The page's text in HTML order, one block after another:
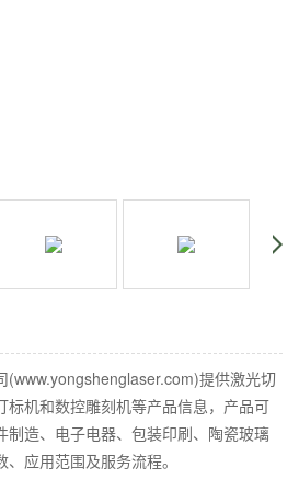
(www.yongshenglaser.com)提供激光切
标机和数控雕刻机等产品信息，产品可
制造、电子电器、包装印刷、陶瓷玻璃
应用范围及服务流程。